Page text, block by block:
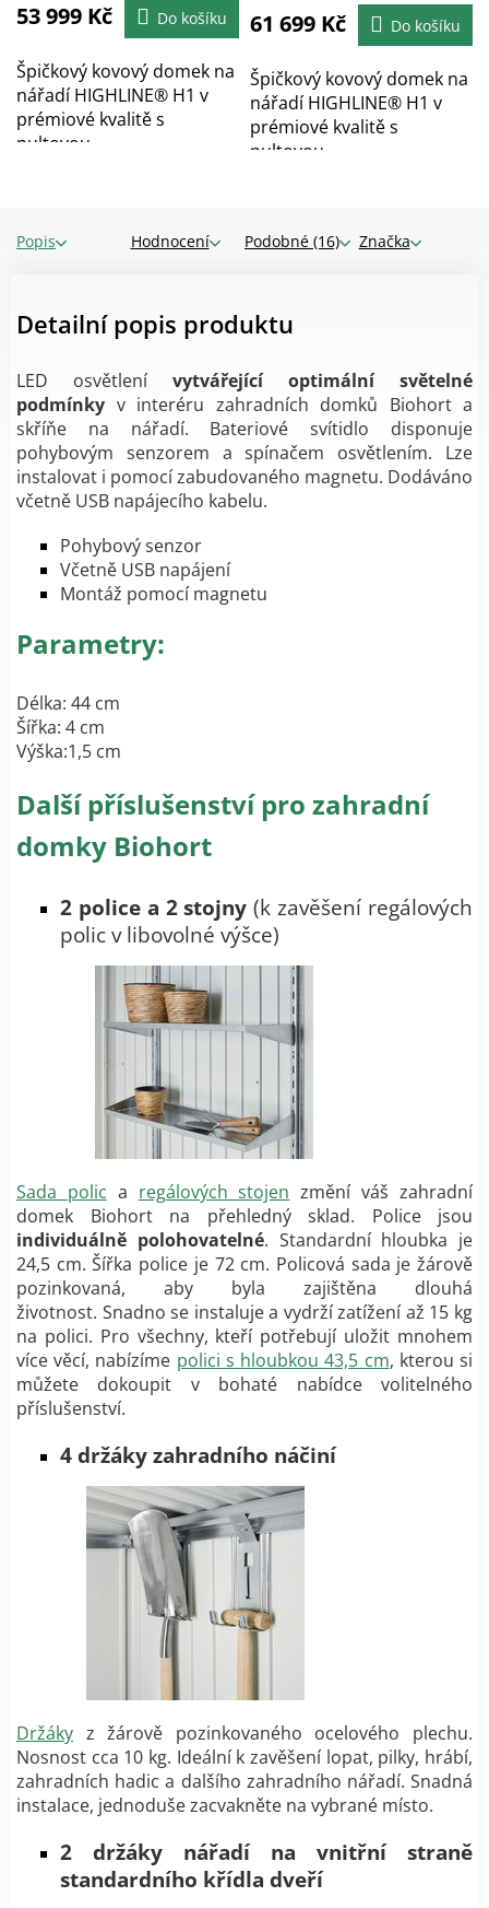
53 999 Kč Do košíku
Špičkový kovový domek na
nářadí HIGHLINE® H1 v
prémiové kvalitě s
pultovou...
5,0
z
61 699 Kč Do košíku
Špičkový kovový domek na
nářadí HIGHLINE® H1 v
prémiové kvalitě s
pultovou...
Popis Podobné (16)
Hodnocení Značka
Detailní popis produktu
LED osvětlení vytvářející optimální světelné
podmínky v interéru zahradních domků Biohort a
skříňe na nářadí. Bateriové svítidlo disponuje
pohybovým senzorem a spínačem osvětlením. Lze
instalovat i pomocí zabudovaného magnetu. Dodáváno
včetně USB napájecího kabelu.
Pohybový senzor
Včetně USB napájení
Montáž pomocí magnetu
Parametry:
Délka: 44 cm
Šířka: 4 cm
Výška:1,5 cm
Další příslušenství pro zahradní
domky Biohort
2 police a 2stojny(k zavěšení regálových
polic v libovolné výšce)
Sada polic a regálových stojen změní váš zahradní
domek Biohort na přehledný sklad. Police jsou
individuálně polohovatelné. Standardní hloubka je
24,5 cm. Šířka police je 72 cm. Policová sada je žárově
pozinkovaná, aby byla zajištěna dlouhá
životnost. Snadno se instaluje a vydrží zatížení až 15 kg
na polici. Pro všechny, kteří potřebují uložit mnohem
více věcí, nabízíme polici s hloubkou 43,5 cm, kterou si
můžete dokoupit v bohaté nabídce volitelného
příslušenství.
4 držáky zahradního náčiní
Držáky z žárově pozinkovaného ocelového plechu.
Nosnost cca 10 kg. Ideální k zavěšení lopat, pilky, hrábí,
zahradních hadic a dalšího zahradního nářadí. Snadná
instalace, jednoduše zacvakněte na vybrané místo.
2 držáky nářadí na vnitřní straně
standardního křídla dveří